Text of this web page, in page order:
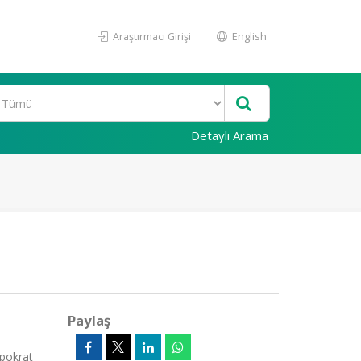
Araştırmacı Girişi English
Detaylı Arama
Paylaş